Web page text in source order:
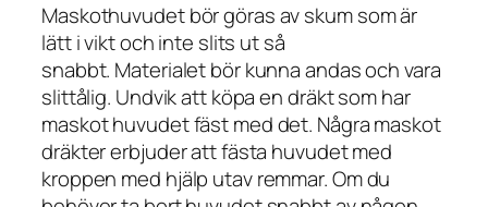
Maskothuvudet bör göras av skum som är
lätt i vikt och inte slits ut så
snabbt. Materialet bör kunna andas och vara
slittålig. Undvik att köpa en dräkt som har
maskot huvudet fäst med det. Några maskot
dräkter erbjuder att fästa huvudet med
kroppen med hjälp utav remmar. Om du